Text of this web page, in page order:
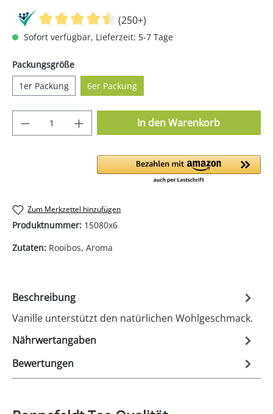
(250+)
Sofort verfügbar, Lieferzeit: 5-7 Tage
Packungsgrößeauswählen
1er Packung
6er Packung
Produkt Anzahl: Gib den gewünschten
In den Warenkorb
Zum Merkzettel hinzufügen
Produktnummer: 15080x6
Zutaten: Rooibos, Aroma
Beschreibung
Vanille unterstützt den natürlichen Wohlgeschmack.
Nährwertangaben
Bewertungen